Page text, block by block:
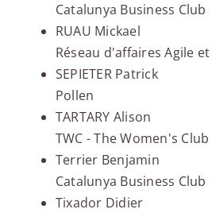
Catalunya Business Club
RUAU Mickael
Réseau d'affaires Agile et
SEPIETER Patrick
Pollen
TARTARY Alison
TWC - The Women's Club
Terrier Benjamin
Catalunya Business Club
Tixador Didier